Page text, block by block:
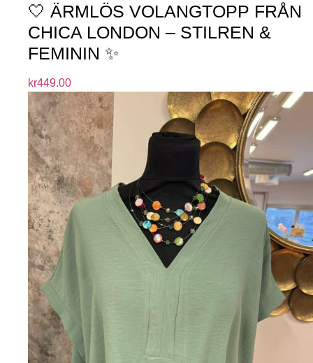
🤍 ÄRMLÖS VOLANGTOPP FRÅN
CHICA LONDON – STILREN &
FEMININ ✨
kr449.00